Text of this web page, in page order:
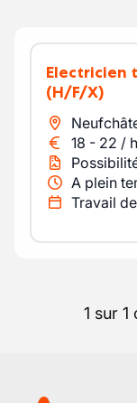
(H/F/X)
18 - 22 /
A plein
Travail
1 sur